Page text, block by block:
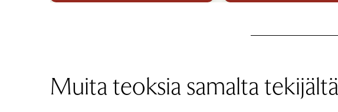
Muita teoksia samalta tekijältä